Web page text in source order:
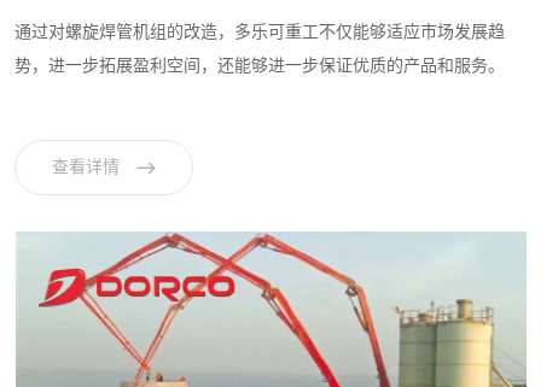
通过对螺旋焊管机组的改造，多乐可重工不仅能够适应市场发展趋
势，进一步拓展盈利空间，还能够进一步保证优质的产品和服务。
查看详情